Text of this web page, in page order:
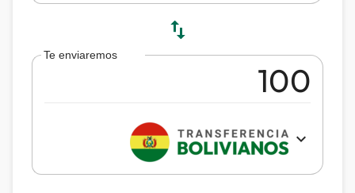
swap_vert
Te enviaremos
expand_more